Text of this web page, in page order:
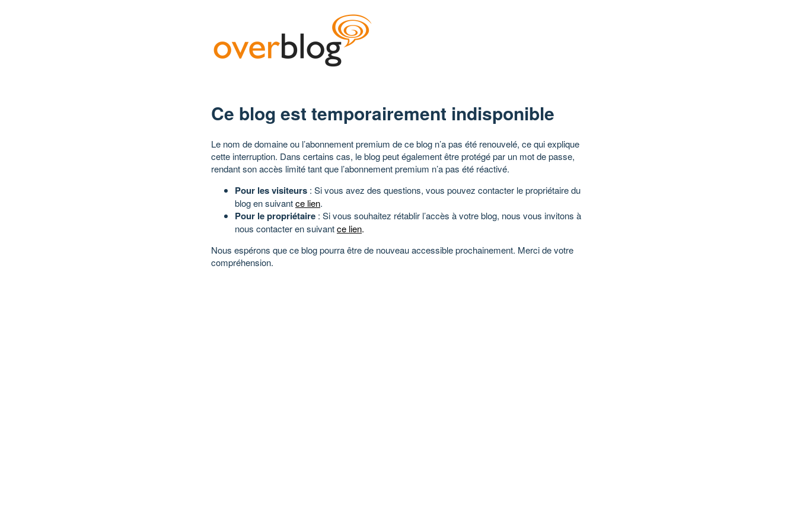
Ce blog est temporairement indisponible
Le nom de domaine ou l’abonnement premium de ce blog n’a pas été renouvelé, ce qui explique
cette interruption. Dans certains cas, le blog peut également être protégé par un mot de passe,
rendant son accès limité tant que l’abonnement premium n’a pas été réactivé.
Pour les visiteurs : Si vous avez des questions, vous pouvez contacter le propriétaire du
blog en suivantce lien.
Pour le propriétaire : Si vous souhaitez rétablir l’accès à votre blog, nous vous invitons à
nous contacter en suivantce lien.
Nous espérons que ce blog pourra être de nouveau accessible prochainement. Merci de votre
compréhension.